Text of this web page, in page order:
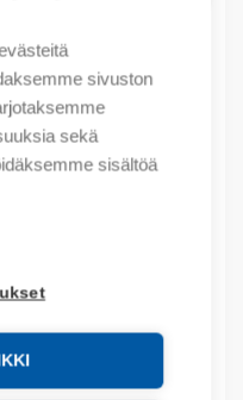
sivuston
sekä
sisältöä